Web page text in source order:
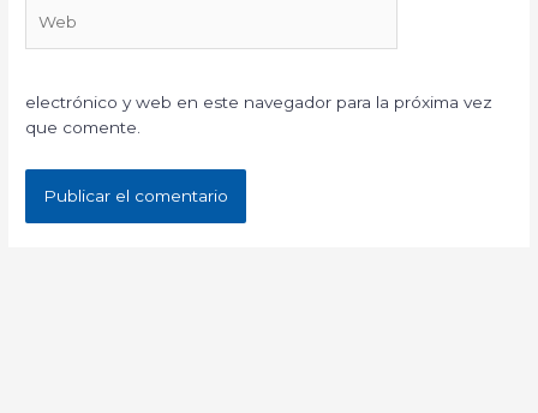
electrónico y web en este navegador para la próxima vez
que comente.